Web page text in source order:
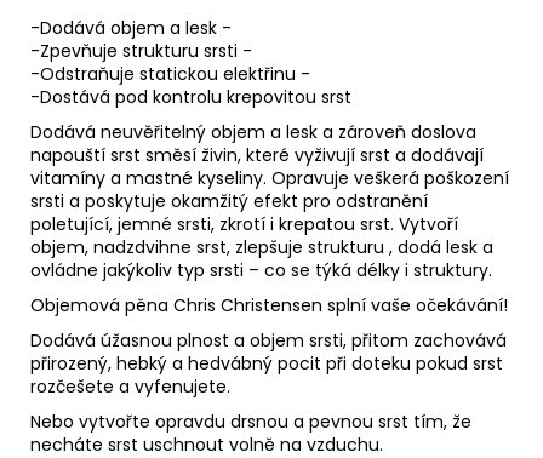
-Dodává objem a lesk -
-Zpevňuje strukturu srsti -
-Odstraňuje statickou elektřinu -
-Dostává pod kontrolu krepovitou srst
Dodává neuvěřitelný objem a lesk a zároveň doslova
napouští srst směsí živin, které vyživují srst a dodávají
vitamíny a mastné kyseliny. Opravuje veškerá poškození
srsti a poskytuje okamžitý efekt pro odstranění
poletující, jemné srsti, zkrotí i krepatou srst. Vytvoří
objem, nadzdvihne srst, zlepšuje strukturu , dodá lesk a
ovládne jakýkoliv typ srsti – co se týká délky i struktury.
Objemová pěna Chris Christensen splní vaše očekávání!
Dodává úžasnou plnost a objem srsti, přitom zachovává
přirozený, hebký a hedvábný pocit při doteku pokud srst
rozčešete a vyfenujete.
Nebo vytvořte opravdu drsnou a pevnou srst tím, že
necháte srst uschnout volně na vzduchu.